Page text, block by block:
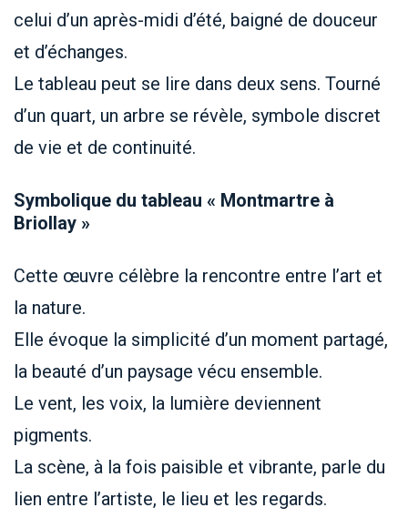
celui d’un après-midi d’été, baigné de douceur
et d’échanges.
Le tableau peut se lire dans deux sens. Tourné
d’un quart, un arbre se révèle, symbole discret
de vie et de continuité.
Symbolique du tableau « Montmartre à
Briollay »
Cette œuvre célèbre la rencontre entre l’art et
la nature.
Elle évoque la simplicité d’un moment partagé,
la beauté d’un paysage vécu ensemble.
Le vent, les voix, la lumière deviennent
pigments.
La scène, à la fois paisible et vibrante, parle du
lien entre l’artiste, le lieu et les regards.